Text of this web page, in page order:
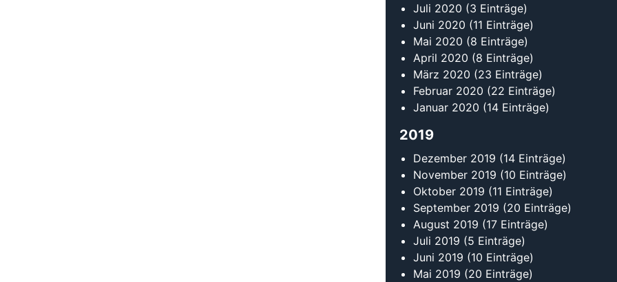
Juli 2020 (3 Einträge)
Juni 2020 (11 Einträge)
Mai 2020 (8 Einträge)
April 2020 (8 Einträge)
März 2020 (23 Einträge)
Februar 2020 (22 Einträge)
Januar 2020 (14 Einträge)
2019
Dezember 2019 (14 Einträge)
November 2019 (10 Einträge)
Oktober 2019 (11 Einträge)
September 2019 (20 Einträge)
August 2019 (17 Einträge)
Juli 2019 (5 Einträge)
Juni 2019 (10 Einträge)
Mai 2019 (20 Einträge)